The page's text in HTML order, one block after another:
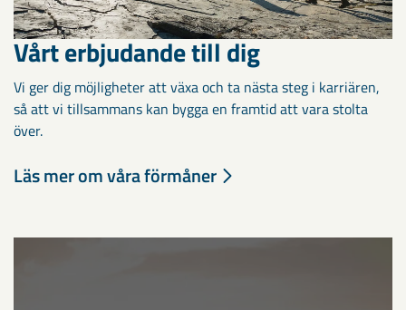
Vårt erbjudande till dig
Vi ger dig möjligheter att växa och ta nästa steg i karriären,
så att vi tillsammans kan bygga en framtid att vara stolta
över.
Läs mer om våra förmåner